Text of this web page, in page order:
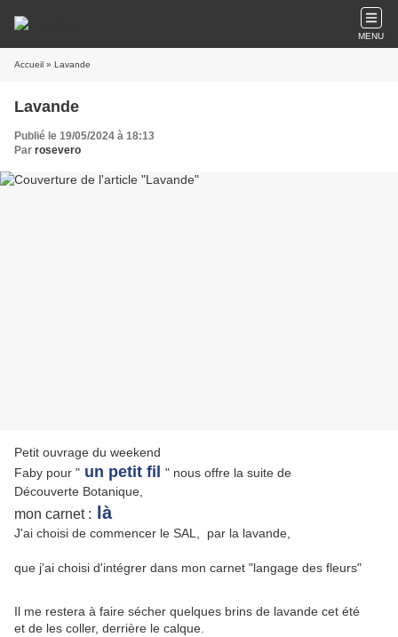
MENU
Accueil » Lavande
Lavande
Publié le 19/05/2024 à 18:13
Par rosevero
Petit ouvrage du weekend
Faby pour " un petit fil
" nous offre la suite de
Découverte Botanique,
mon carnet : là
J'ai choisi de commencer le SAL, par la lavande,
que j'ai choisi d'intégrer dans mon carnet "langage des fleurs"
Il me restera à faire sécher quelques brins de lavande cet été
et de les coller, derrière le calque.